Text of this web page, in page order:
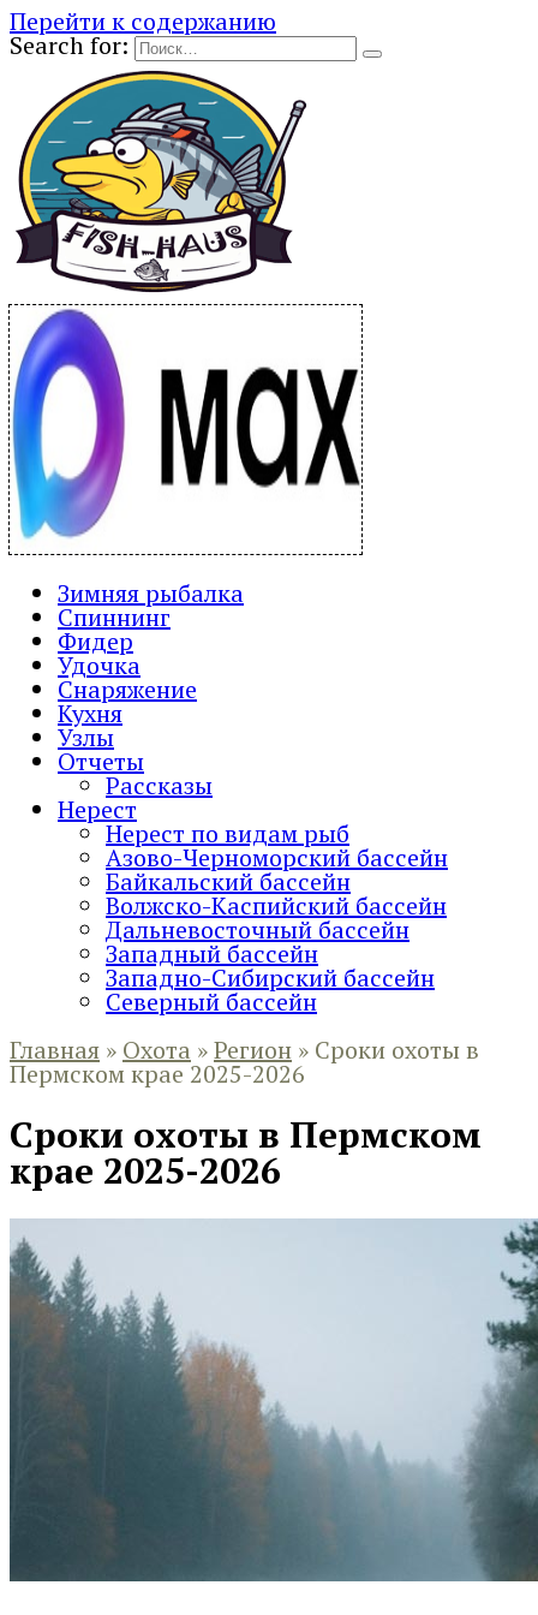
Перейти к содержанию
Search for:
Зимняя рыбалка
Спиннинг
Фидер
Удочка
Снаряжение
Кухня
Узлы
Отчеты
Рассказы
Нерест
Нерест по видам рыб
Азово-Черноморский бассейн
Байкальский бассейн
Волжско-Каспийский бассейн
Дальневосточный бассейн
Западный бассейн
Западно-Сибирский бассейн
Северный бассейн
Главная » Охота »Регион » Сроки охоты в
Пермском крае 2025-2026
Сроки охоты в Пермском
крае 2025-2026